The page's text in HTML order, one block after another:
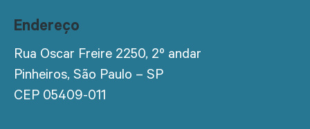
Endereço
Rua Oscar Freire 2250, 2º andar
Pinheiros, São Paulo – SP
CEP 05409-011